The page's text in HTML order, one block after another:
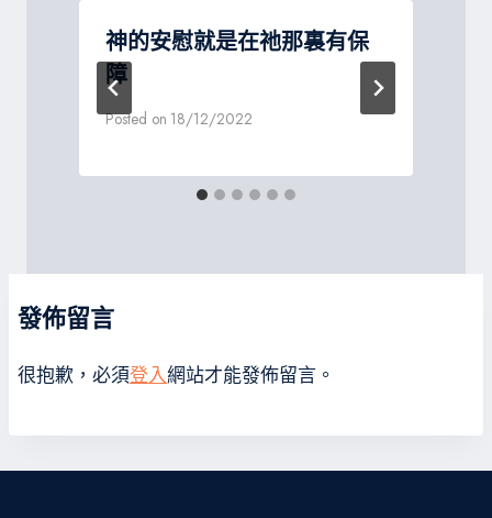
神的安慰就是在祂那裏有保
障
Posted on 18/12/2022
發佈留言
很抱歉，必須登入網站才能發佈留言。